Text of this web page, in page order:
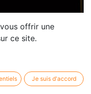
offrir une
ce site.
Je suis d'accord